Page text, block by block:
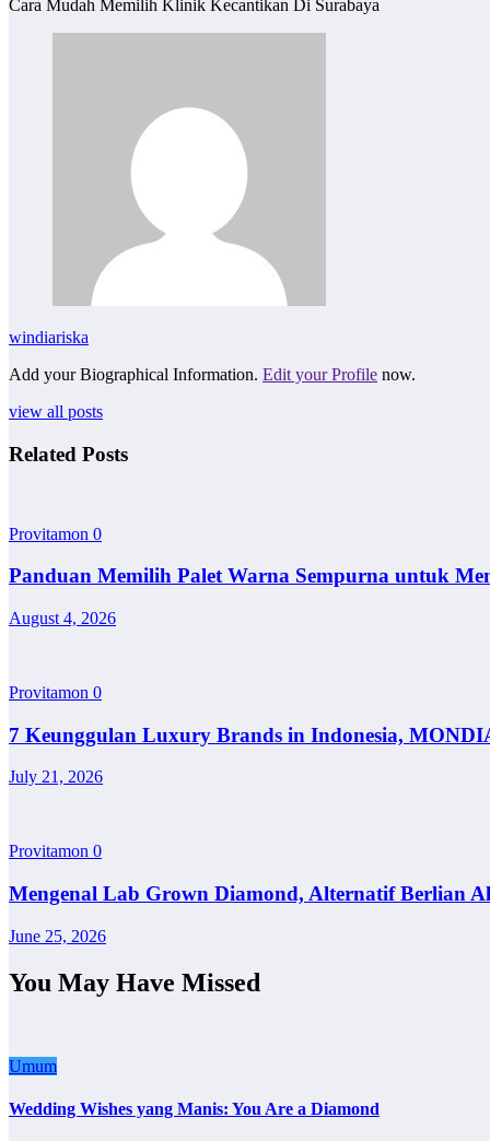
Cara Mudah Memilih Klinik Kecantikan Di Surabaya
windiariska
Add your Biographical Information. Edit your Profile now.
view all posts
Related Posts
Provitamon 0
Panduan Memilih Palet Warna Sempurna untuk
August 4, 2026
Provitamon 0
7 Keunggulan Luxury Brands in Indonesia,
July 21, 2026
Provitamon 0
Mengenal Lab Grown Diamond, Alternatif Berlian
June 25, 2026
You May Have Missed
Umum
Wedding Wishes yang Manis: You Are a Diamond